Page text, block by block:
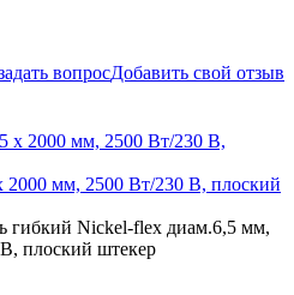
вопросДобавить свой отзыв
мм, 2500 Вт/230 В, плоский
гибкий Nickel-flex диам.6,5 мм,
плоский штекер